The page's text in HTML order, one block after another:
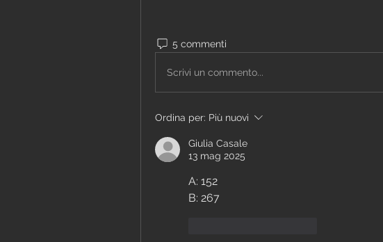
5 commenti
Scrivi un commento...
Ordina per: Più nuovi
Giulia Casale
13 mag 2025
A: 152
B: 267